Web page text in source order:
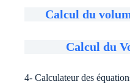
Calcul du
Calcul du
4- Calculateur des